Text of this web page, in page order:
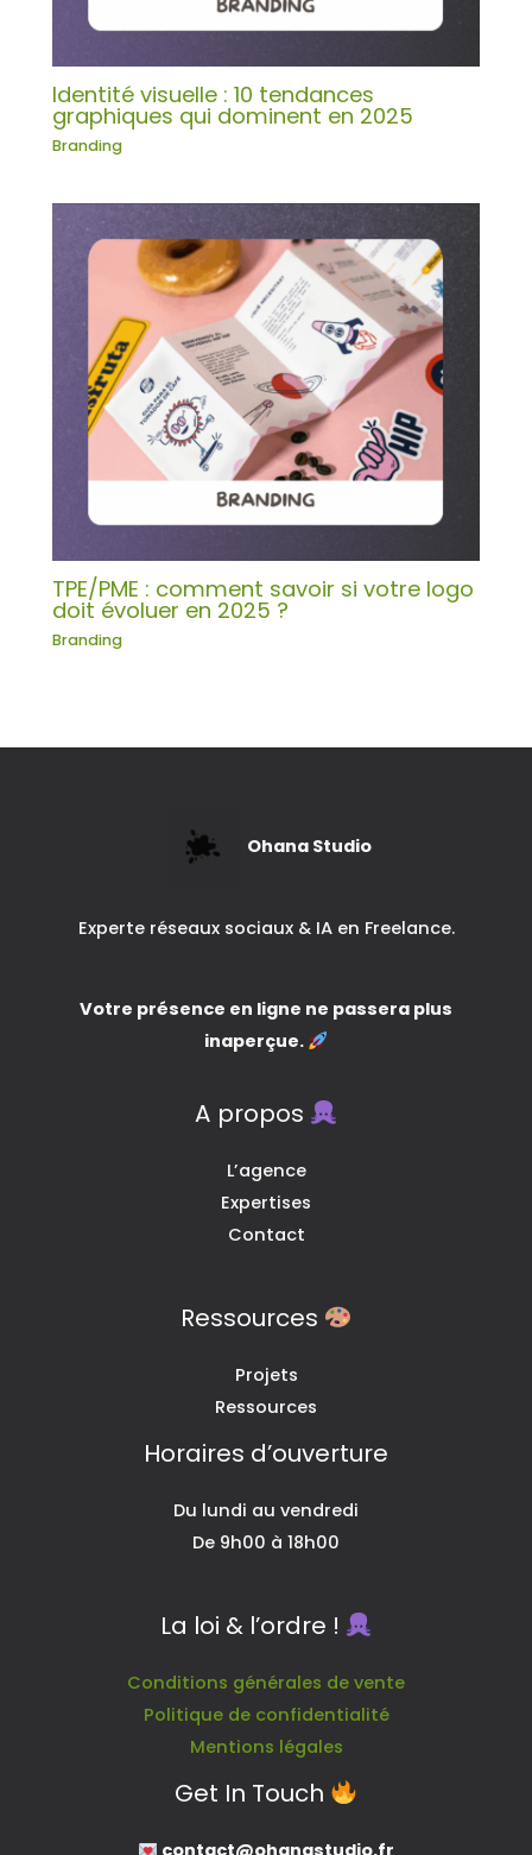
Identité visuelle : 10 tendances
graphiques qui dominent en 2025
Branding
TPE/PME : comment savoir si votre logo
doit évoluer en 2025 ?
Branding
Ohana Studio
Experte réseaux sociaux & IA en Freelance.
Votre présence en ligne ne passera plus
inaperçue.
A propos
L’agence
Expertises
Contact
Ressources
Projets
Ressources
Horaires d’ouverture
Du lundi au vendredi
De 9h00 à 18h00
La loi & l’ordre !
Conditions générales de vente
Politique de confidentialité
Mentions légales
Get In Touch